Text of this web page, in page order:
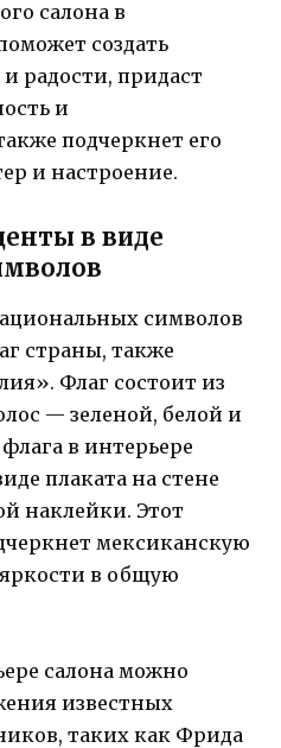
салона в
создать
радости, придаст
и
подчеркнет его
и настроение.
в виде
символов
страны, также
Флаг состоит из
— зеленой, белой и
в интерьере
плаката на стене
наклейки. Этот
мексиканскую
в общую
салона можно
известных
таких как Фрида